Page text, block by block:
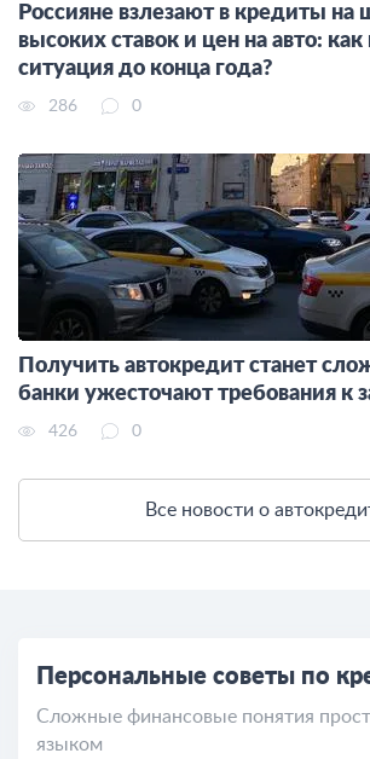
Россияне взлезают в кредиты на
высоких ставок и цен на авто:
ситуация до конца года?
286 0
Получить автокредит станет
банки ужесточают требования к
426 0
Все новости о
Персональные советы по
Сложные финансовые понятия
языком